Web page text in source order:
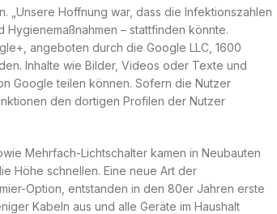
„Unsere Hoffnung war, dass die Infektionszahlen
– stattfinden könnte.
angeboten durch die Google LLC, 1600
Inhalte wie Bilder, Videos oder Texte und
Google teilen können. Sofern die Nutzer
den dortigen Profilen der Nutzer
Mehrfach-Lichtschalter kamen in Neubauten
Höhe schnellen. Eine neue Art der
Option, entstanden in den 80er Jahren erste
Kabeln aus und alle Geräte im Haushalt